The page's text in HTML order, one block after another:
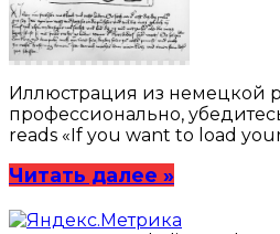
Иллюстрация из немецкой
профессионально,
reads «If you want to load
Читать далее »